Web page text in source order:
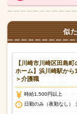
似
【川崎市川崎区田島町
ホーム】浜川崎駅から
＞介護職
時給1,500円以上
日勤のみ（夜勤なし）